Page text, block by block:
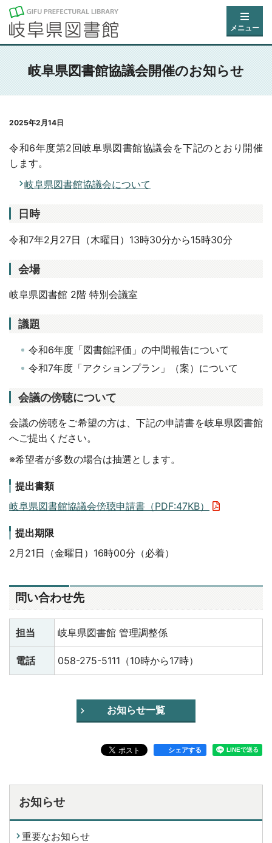
メニュー
岐阜県図書館協議会開催のお知らせ
2025年2月14日
令和6年度第2回岐阜県図書館協議会を下記のとおり開催
します。
岐阜県図書館協議会について
日時
令和7年2月27日（木曜日）13時30分から15時30分
会場
岐阜県図書館 2階 特別会議室
議題
令和6年度「図書館評価」の中間報告について
令和7年度「アクションプラン」（案）について
会議の傍聴について
会議の傍聴をご希望の方は、下記の申請書を岐阜県図書館
へご提出ください。
※希望者が多数の場合は抽選とします。
提出書類
岐阜県図書館協議会傍聴申請書（PDF:47KB）
提出期限
2月21日（金曜日）16時00分（必着）
問い合わせ先
担当 岐阜県図書館 管理調整係
電話 058-275-5111（10時から17時）
お知らせ一覧
シェアする
お知らせ
重要なお知らせ